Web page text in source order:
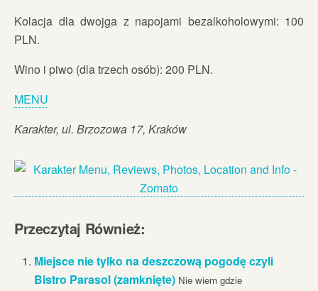
Kolacja dla dwojga z napojami bezalkoholowymi: 100
PLN.
Wino i piwo (dla trzech osób): 200 PLN.
MENU
Karakter, ul. Brzozowa 17, Kraków
Przeczytaj Również:
Miejsce nie tylko na deszczową pogodę czyli
Bistro Parasol (zamknięte) Nie wiem gdzie